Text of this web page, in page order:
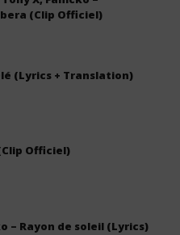
(Clip Officiel)
(Lyrics + Translation)
Officiel)
– Rayon de soleil (Lyrics)